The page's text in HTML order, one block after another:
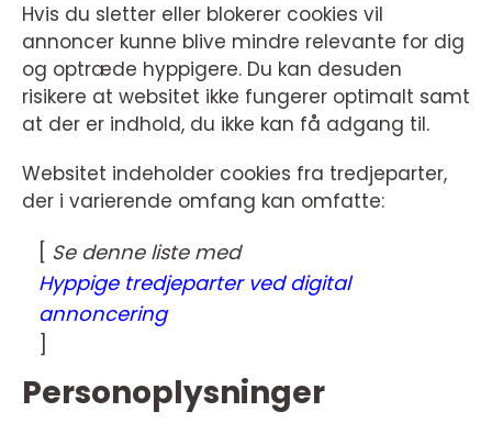
Hvis du sletter eller blokerer cookies vil
annoncer kunne blive mindre relevante for dig
og optræde hyppigere. Du kan desuden
risikere at websitet ikke fungerer optimalt samt
at der er indhold, du ikke kan få adgang til.
Websitet indeholder cookies fra tredjeparter,
der i varierende omfang kan omfatte:
[ Se denne liste med
Hyppige tredjeparter ved digital
annoncering
]
Personoplysninger